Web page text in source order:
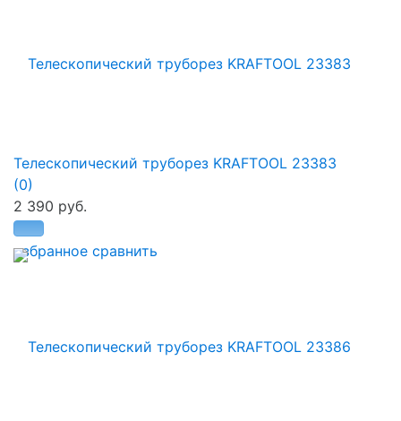
избранное сравнить
Телескопический труборез KRAFTOOL 23383
(0)
2 390 руб.